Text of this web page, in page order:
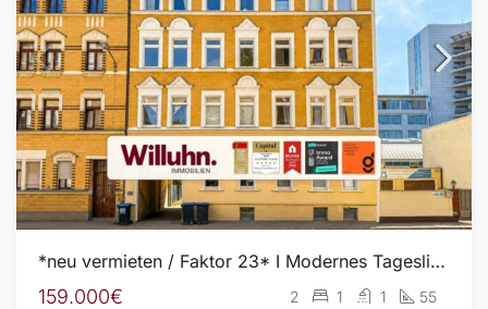
*neu vermieten / Faktor 23* I Modernes Tageslichtbad mit Dusche, Wanne und WM-Anschluss I Keller
159.000€ 2 1 1 55